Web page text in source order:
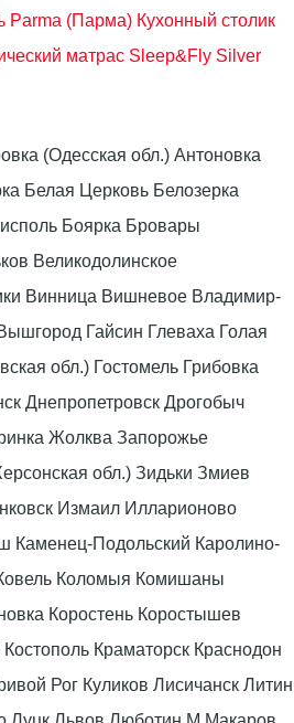
Parma (Парма) Кухонный столик
матрас Sleep&Fly Silver
(Одесская обл.) Антоновка
Белая Церковь Белозерка
Боярка Бровары
Великодолинское
Винница Вишневое Владимир-
Гайсин Глеваха Голая
обл.) Гостомель Грибовка
Днепропетровск Дрогобыч
Жолква Запорожье
обл.) Зидьки Змиев
Измаил Илларионово
Каменец-Подольский Каролино-
Коломыя Комишаны
Коростень Коростышев
Краматорск Краснодон
Рог Куликов Лисичанск Литин